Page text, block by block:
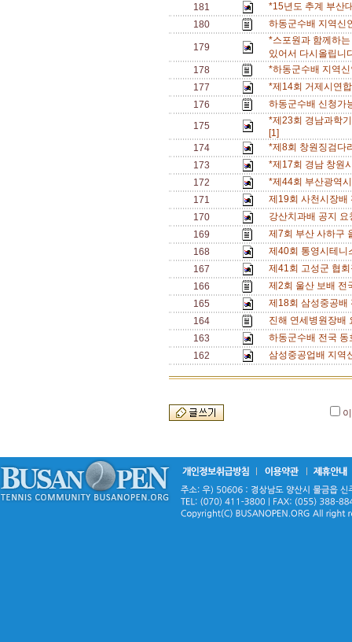
181
*15년도 추계 부산
180
하동군수배 지역신
179
*스포원과 함께하
있어서 다시올립니
178
*하동군수배 지역
177
*제14회 거제시연
176
하동군수배 신청
175
*제23회 경남과학
[1]
174
*제8회 창원징검다
173
*제17회 경남 창원
172
*제44회 부산광역
171
제19회 사천시장
170
강산치과배 공지
169
제7회 부산 사하구
168
제40회 통영시테
167
제41회 고성군 협
166
제2회 울산 보배
165
제18회 삼성중공
164
진해 연세병원장배
163
하동군수배 전국
162
삼성중공업배 지역